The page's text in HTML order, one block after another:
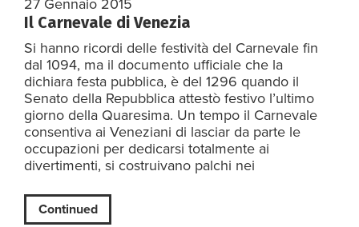
27 Gennaio 2015
Il Carnevale di Venezia
Si hanno ricordi delle festività del Carnevale fin
dal 1094, ma il documento ufficiale che la
dichiara festa pubblica, è del 1296 quando il
Senato della Repubblica attestò festivo l’ultimo
giorno della Quaresima. Un tempo il Carnevale
consentiva ai Veneziani di lasciar da parte le
occupazioni per dedicarsi totalmente ai
divertimenti, si costruivano palchi nei
Continued